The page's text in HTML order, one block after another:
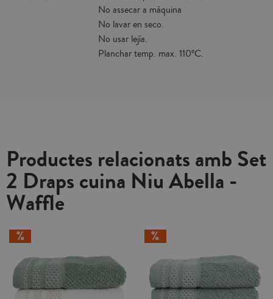
No assecar a màquina
No lavar en seco.
No usar lejía.
Planchar temp. max. 110ºC.
Productes relacionats amb Set
2 Draps cuina Niu Abella -
Waffle